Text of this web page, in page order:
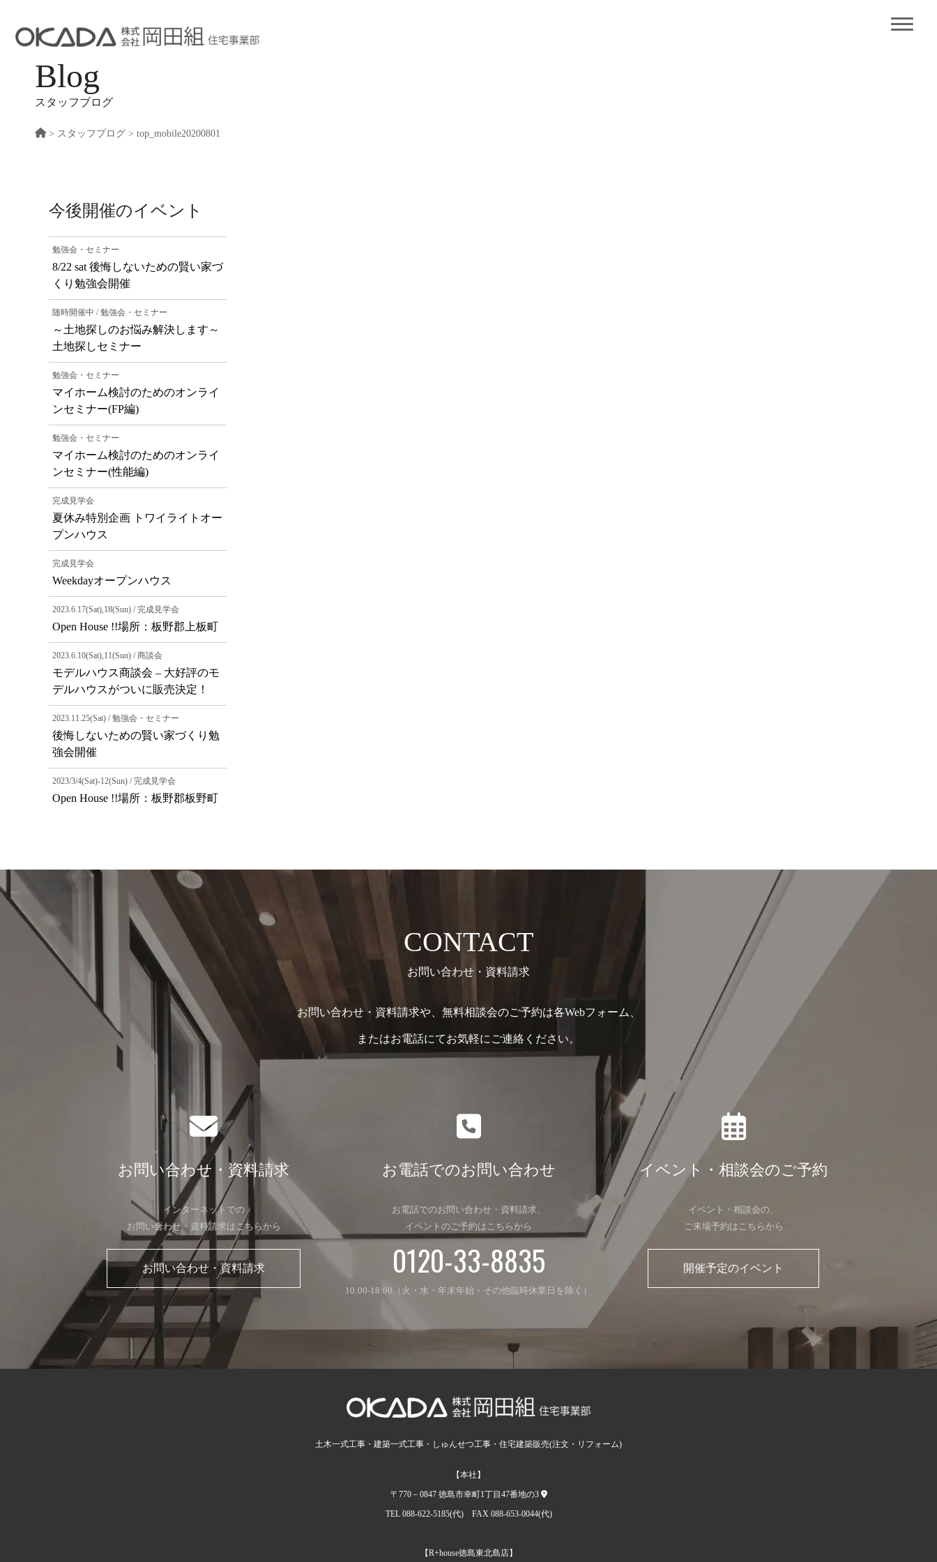
Blog
スタッフブログ
> スタッフプログ > top_mobile20200801
今後開催のイベント
勉強会・セミナー
8/22 sat 後悔しないための賢い家づ
くり勉強会開催
随時開催中 / 勉強会・セミナー
～土地探しのお悩み解決します～
土地探しセミナー
勉強会・セミナー
マイホーム検討のためのオンライ
ンセミナー(FP編)
勉強会・セミナー
マイホーム検討のためのオンライ
ンセミナー(性能編)
完成見学会
夏休み特別企画 トワイライトオー
プンハウス
完成見学会
Weekdayオープンハウス
2023.6.17(Sat),18(Sun) / 完成見学会
Open House !!場所：板野郡上板町
2023.6.10(Sat),11(Sun) / 商談会
モデルハウス商談会 – 大好評のモ
デルハウスがついに販売決定！
2023.11.25(Sat) / 勉強会・セミナー
後悔しないための賢い家づくり勉
強会開催
2023/3/4(Sat)-12(Sun) / 完成見学会
Open House !!場所：板野郡板野町
CONTACT
お問い合わせ・資料請求
お問い合わせ・資料請求や、無料相談会のご予約は各Webフォーム、
またはお電話にてお気軽にご連絡ください。
お問い合わせ・資料請求
インターネットでの
お問い合わせ・資料請求はこちらから
お問い合わせ・資料請求
お電話でのお問い合わせ
お電話でのお問い合わせ・資料請求、
イベントのご予約はこちらから
0120-33-8835
10:00-18:00（火・水・年末年始・その他臨時休業日を除く）
イベント・相談会のご予約
イベント・相談会の、
ご来場予約はこちらから
開催予定のイベント
土木一式工事・建築一式工事・しゅんせつ工事・住宅建築販売(注文・リフォーム)
【本社】
〒770－0847 徳島市幸町1丁目47番地の3
TEL 088-622-5185(代) FAX 088-653-0044(代)
【R+house徳島東北島店】